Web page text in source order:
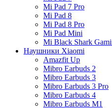
Mi Pad 7 Pro
Mi Pad 8
Mi Pad 8 Pro
Mi Pad Mini
Mi Black Shark
Наушники Xiaomi
Amazfit Up
Mibro Earbuds 2
Mibro Earbuds 3
Mibro Earbuds 3 Pro
Mibro Earbuds 4
Mibro Earbuds M1